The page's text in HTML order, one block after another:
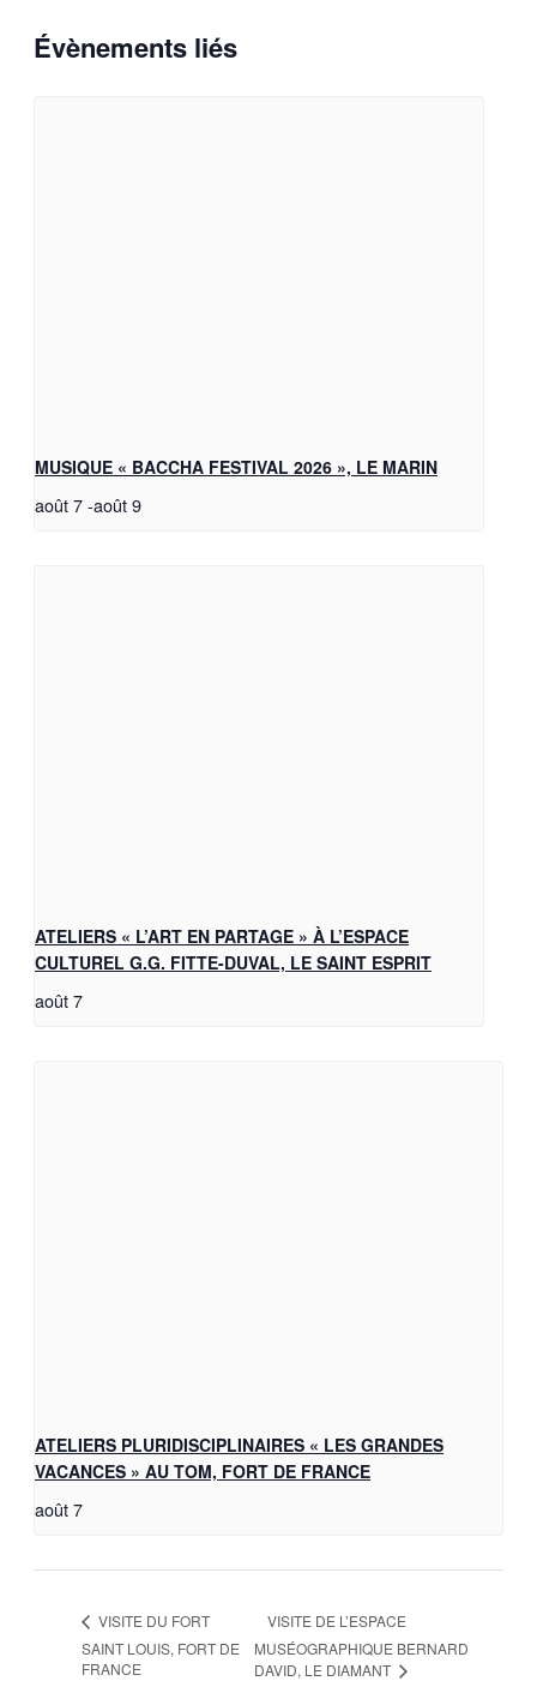
Évènements liés
MUSIQUE « BACCHA FESTIVAL 2026 », LE MARIN
août 7-août 9
ATELIERS « L’ART EN PARTAGE » À L’ESPACE
CULTUREL G.G. FITTE-DUVAL, LE SAINT ESPRIT
août 7
ATELIERS PLURIDISCIPLINAIRES « LES GRANDES
VACANCES » AU TOM, FORT DE FRANCE
août 7
VISITE DU FORT
SAINT LOUIS, FORT DE
FRANCE
VISITE DE L’ESPACE
MUSÉOGRAPHIQUE BERNARD
DAVID, LE DIAMANT